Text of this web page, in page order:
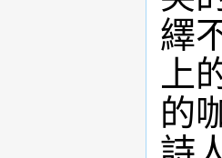
繹
上
的